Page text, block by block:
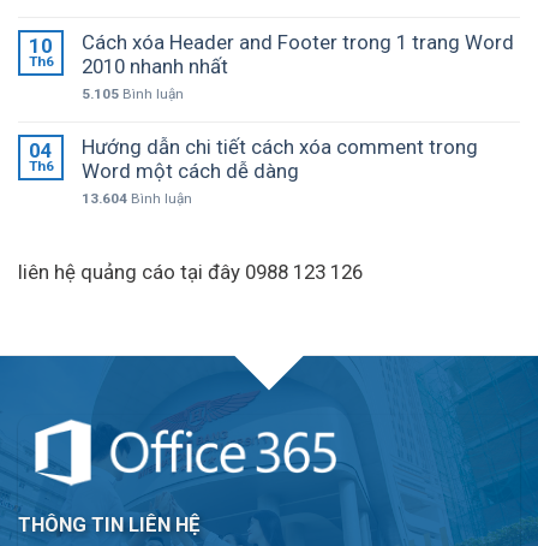
10
Th6
Cách xóa Header and Footer trong 1 trang Word
2010 nhanh nhất
5.105 Bình luận
04
Th6
Hướng dẫn chi tiết cách xóa comment trong
Word một cách dễ dàng
13.604 Bình luận
liên hệ quảng cáo tại đây 0988 123 126
THÔNG TIN LIÊN HỆ